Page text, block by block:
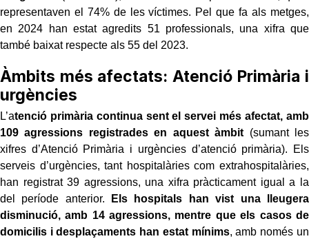
representaven el 74% de les víctimes. Pel que fa als metges,
en 2024 han estat agredits 51 professionals, una xifra que
també baixat respecte als 55 del 2023.
Àmbits més afectats: Atenció Primària i
urgències
L’atenció primària continua sent el servei més afectat, amb
109 agressions registrades en aquest àmbit (sumant les
xifres d’Atenció Primària i urgències d’atenció primària). Els
serveis d’urgències, tant hospitalàries com extrahospitalàries,
han registrat 39 agressions, una xifra pràcticament igual a la
del període anterior.
Els hospitals han vist una lleugera
disminució, amb 14 agressions, mentre que els casos de
domicilis i desplaçaments han estat mínims, amb només un